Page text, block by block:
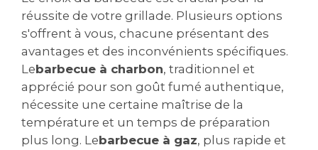
réussite de votre grillade. Plusieurs options
s'offrent à vous, chacune présentant des
avantages et des inconvénients spécifiques.
Lebarbecue à charbon, traditionnel et
apprécié pour son goût fumé authentique,
nécessite une certaine maîtrise de la
température et un temps de préparation
plus long. Lebarbecue à gaz, plus rapide et